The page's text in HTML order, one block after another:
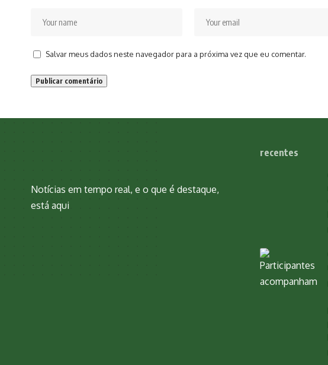
Salvar meus dados neste navegador para a próxima vez que eu comentar.
Notícias em tempo real, e o que é destaque,
está aqui
recentes